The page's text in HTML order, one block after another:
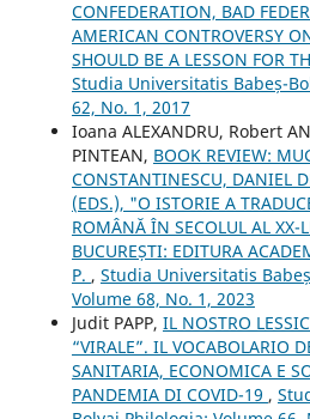
CONFEDERATION, BAD
AMERICAN CONTROVERSY
SHOULD BE A LESSON FOR
Studia Universitatis Babeș-
62, No. 1, 2017
Ioana ALEXANDRU, Robert
PINTEAN, BOOK REVIEW:
CONSTANTINESCU, DANIEL
(EDS.), "O ISTORIE A
ROMÂNĂ ÎN SECOLUL AL XX-
BUCUREȘTI: EDITURA
P. , Studia Universitatis
Volume 68, No. 1, 2023
Judit PAPP, IL NOSTRO
“VIRALE”. IL VOCABOLARIO
SANITARIA, ECONOMICA E
PANDEMIA DI COVID-19 ,